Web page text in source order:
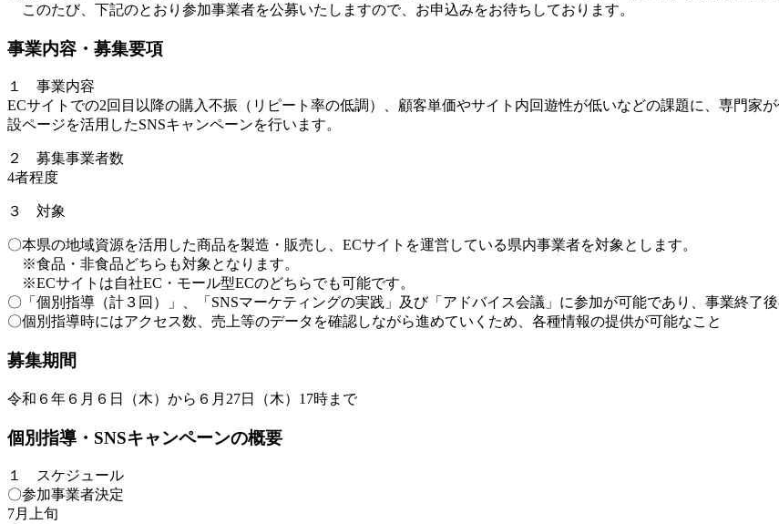
このたび、下記のとおり参加事業者を公募いたしますので、お申込みをお待ちしております。
事業内容・募集要項
１ 事業内容
ECサイトでの2回目以降の購入不振（リピート率の低調）、顧客単価やサイト内回遊性が低いなどの課題に、専門家
設ページを活用したSNSキャンペーンを行います。
２ 募集事業者数
4者程度
３ 対象
〇本県の地域資源を活用した商品を製造・販売し、ECサイトを運営している県内事業者を対象とします。
※食品・非食品どちらも対象となります。
※ECサイトは自社EC・モール型ECのどちらでも可能です。
〇「個別指導（計３回）」、「SNSマーケティングの実践」及び「アドバイス会議」に参加が可能であり、事業終了
〇個別指導時にはアクセス数、売上等のデータを確認しながら進めていくため、各種情報の提供が可能なこと
募集期間
令和６年６月６日（木）から６月27日（木）17時まで
個別指導・SNSキャンペーンの概要
１ スケジュール
〇参加事業者決定
7月上旬